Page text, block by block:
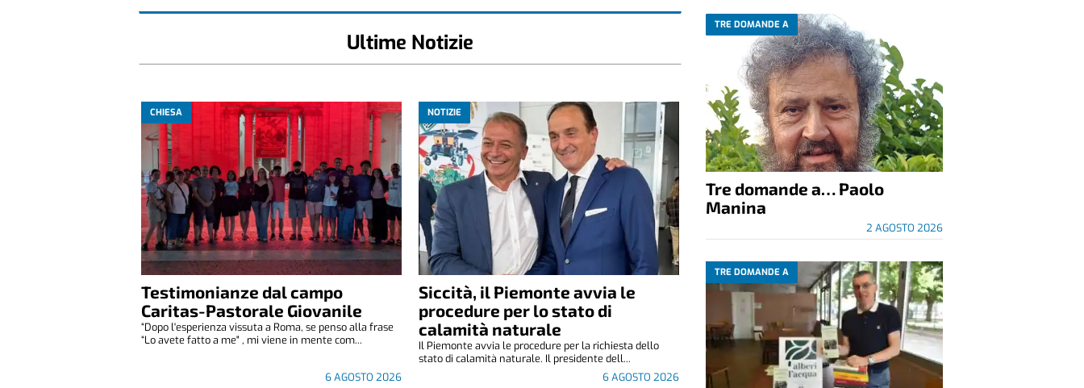
Ultime Notizie
CHIESA
Testimonianze dal campo
Caritas-Pastorale Giovanile
6 AGOSTO 2026
“Dopo l'esperienza vissuta a Roma, se penso alla frase
“Lo avete fatto a me" , mi viene in mente com...
NOTIZIE
Siccità, il Piemonte avvia le
procedure per lo stato di
calamità naturale
6 AGOSTO 2026
Il Piemonte avvia le procedure per la richiesta dello
stato di calamità naturale. Il presidente dell...
TRE DOMANDE A
Tre domande a… Paolo
Manina
2 AGOSTO 2026
TRE DOMANDE A